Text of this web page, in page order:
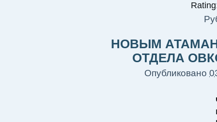
НОВЫМ
ОТДЕЛА
Опубликовано